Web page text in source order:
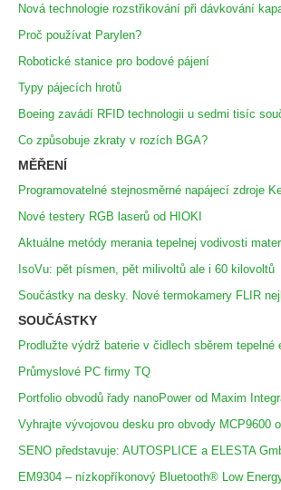
Nová technologie rozstřikování při dávkování
Proč používat Parylen?
Robotické stanice pro bodové pájení
Typy pájecích hrotů
Boeing zavádí RFID technologii u sedmi tisíc
Co způsobuje zkraty v rozích BGA?
MĚŘENÍ
Programovatelné stejnosměrné napájecí zdroje
Nové testery RGB laserů od HIOKI
Aktuálne metódy merania tepelnej vodivosti
IsoVu: pět písmen, pět milivoltů ale i 60 kilovoltů
Součástky na desky. Nové termokamery FLIR
SOUČÁSTKY
Prodlužte výdrž baterie v čidlech sběrem tepelné
Průmyslové PC firmy TQ
Portfolio obvodů řady nanoPower od Maxim
Vyhrajte vývojovou desku pro obvody MCP9600
SENO představuje: AUTOSPLICE a ELESTA
EM9304 – nízkopříkonový Bluetooth® Low